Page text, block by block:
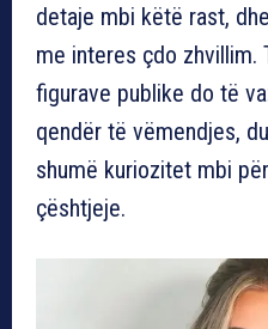
detaje mbi këtë rast,
me interes çdo zhvillim.
figurave publike do të
qendër të vëmendjes,
shumë kuriozitet mbi
çështjeje.